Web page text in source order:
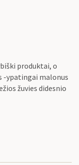
produktai, o
-ypatingai malonus
žuvies didesnio